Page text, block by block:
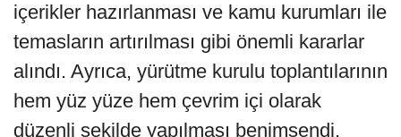
içerikler hazırlanması ve kamu kurumları ile
temasların artırılması gibi önemli kararlar
alındı. Ayrıca, yürütme kurulu toplantılarının
hem yüz yüze hem çevrim içi olarak
düzenli şekilde yapılması benimsendi.